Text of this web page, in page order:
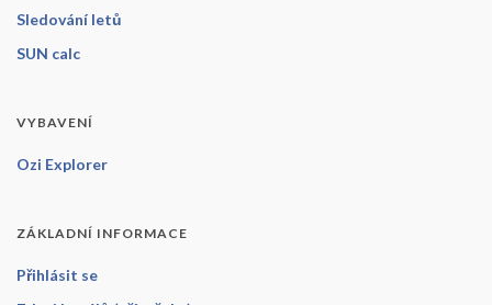
Sledování letů
SUN calc
VYBAVENÍ
Ozi Explorer
ZÁKLADNÍ INFORMACE
Přihlásit se